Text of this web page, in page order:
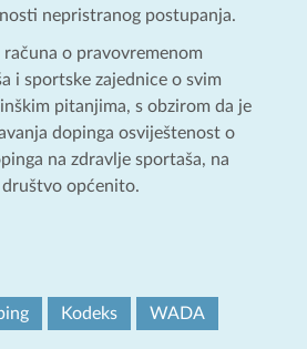
nepristranog postupanja.
računa o pravovremenom
i sportske zajednice o svim
pitanjima, s obzirom da je
dopinga osviještenost o
na zdravlje sportaša, na
općenito.
Kodeks WADA